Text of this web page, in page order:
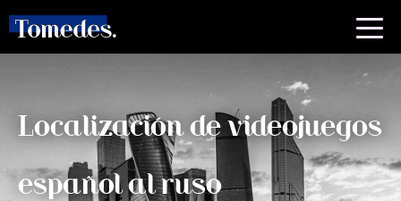
Localización de videojuegos
español al ruso